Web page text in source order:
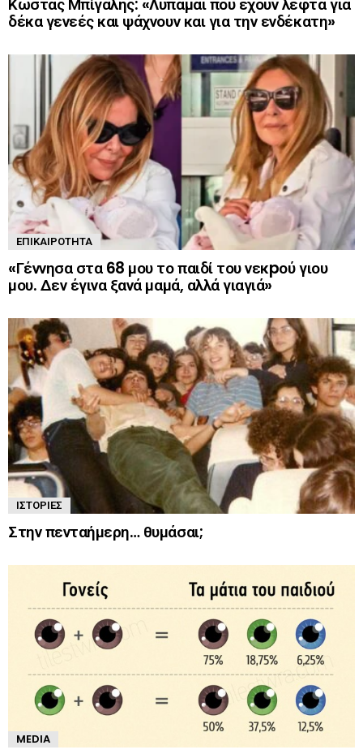
Κώστας Μπίγαλης: «Λυπάμαι που έχουν λεφτά για
δέκα γενεές και ψάχνουν και για την ενδέκατη»
ΕΠΙΚΑΙΡΌΤΗΤΑ
«Γέννησα στα 68 μου το παιδί του νεκpού γιου
μου. Δεν έγινα ξανά μαμά, αλλά γιαγιά»
ΙΣΤΟΡΊΕΣ
Στην πενταήμερη… θυμάσαι;
MEDIA